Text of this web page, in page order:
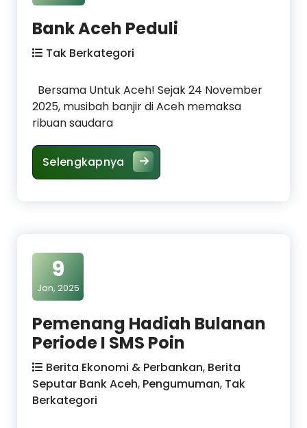
Bank Aceh Peduli
Tak Berkategori
Bersama Untuk Aceh! Sejak 24 November
2025, musibah banjir di Aceh memaksa
ribuan saudara
Selengkapnya Bank Aceh Peduli
9
Jan, 2025
Pemenang Hadiah Bulanan
Periode I SMS Poin
Berita Ekonomi & Perbankan, Berita
Seputar Bank Aceh, Pengumuman, Tak
Berkategori